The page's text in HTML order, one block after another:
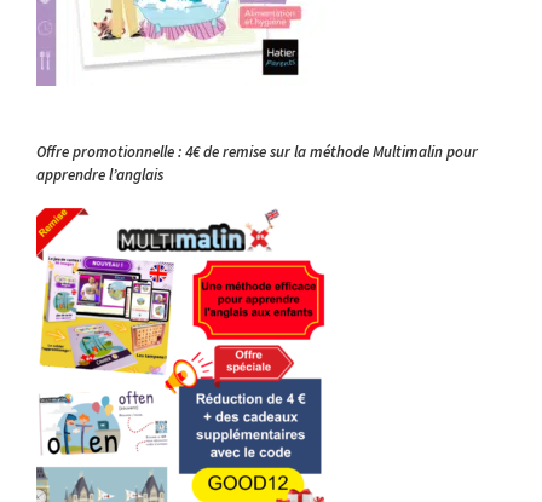
Offre promotionnelle : 4€ de remise sur la méthode Multimalin pour
apprendre l’anglais